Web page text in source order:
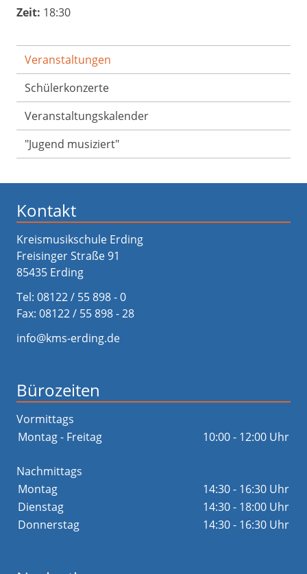
Veranstaltungen
Schülerkonzerte
Veranstaltungs­kalender
"Jugend musiziert"
Zeit: 18:30
Kontakt
Kreismusikschule Erding
Freisinger Straße 91
85435 Erding
Tel: 08122 / 55 898 - 0
Fax: 08122 / 55 898 - 28
info@kms-erding.de
Bürozeiten
Vormittags
Montag - Freitag
10:00 - 12:00 Uhr
Nachmittags
Montag
14:30 - 16:30 Uhr
Dienstag
14:30 - 18:00 Uhr
Donnerstag
14:30 - 16:30 Uhr